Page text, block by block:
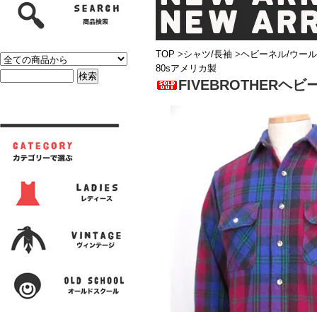
TOP >シャツ/長袖 >ヘビーネル/ウール
80sアメリカ製
FIVEBROTHERヘビ